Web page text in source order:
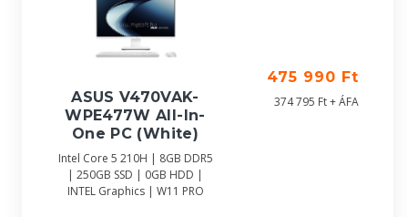
ASUS V470VAK-
WPE477W All-In-
One PC (White)
Intel Core 5 210H | 8GB DDR5
| 250GB SSD | 0GB HDD |
INTEL Graphics | W11 PRO
475 990 Ft
374 795 Ft + ÁFA